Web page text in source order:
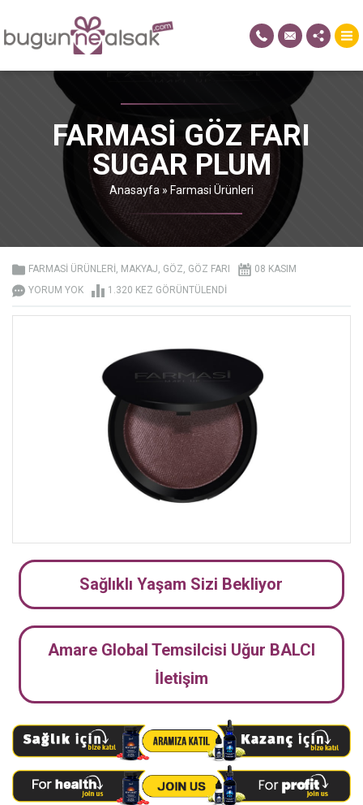
FARMASI GÖZ FARI
SUGAR PLUM
Anasayfa » Farmasi Ürünleri
FARMASI ÜRÜNLERI, MAKYAJ, GÖZ, GÖZ FARI
08 KASIM
YORUM YOK
1.320 KEZ GÖRÜNTÜLENDI
Sağlıklı Yaşam Sizi Bekliyor
Amare Global Temsilcisi Uğur BALCI
İletişim